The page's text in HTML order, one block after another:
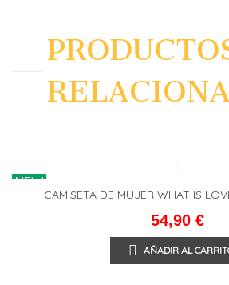
NEW
CAMISETA DE MUJER WHAT IS
54,90 €
AÑADIR AL